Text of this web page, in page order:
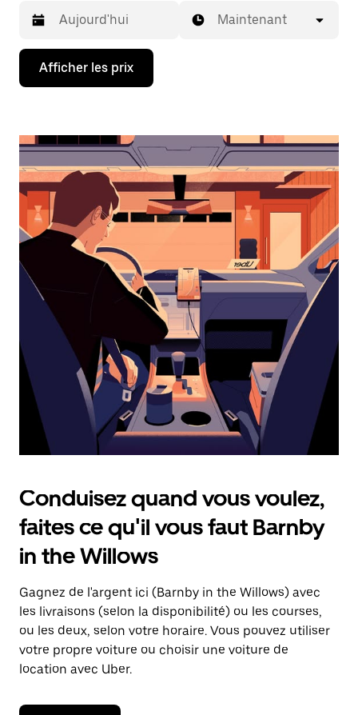
Appuyez
la
bas
interagir
avec
calendrier
et
sélectionner
une
date.
Appuyez
d'échappement
pour
fermer
calendrier.
Maintenant
Afficher les prix
Conduisez quand vous voulez,
faites ce qu'il vous faut Barnby
in the Willows
Gagnez de l'argent ici (Barnby in the Willows) avec
les livraisons (selon la disponibilité) ou les courses,
ou les deux, selon votre horaire. Vous pouvez utiliser
votre propre voiture ou choisir une voiture de
location avec Uber.